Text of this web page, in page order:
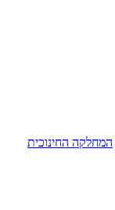
המחלקה החינוכית